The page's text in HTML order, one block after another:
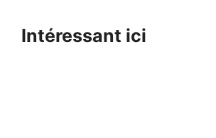
contentIntéressant ici